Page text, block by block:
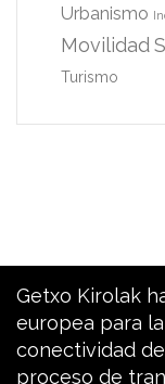
Urbanismo
Movilidad
Turismo
Getxo Kirolak
europea para
conectividad
proceso de